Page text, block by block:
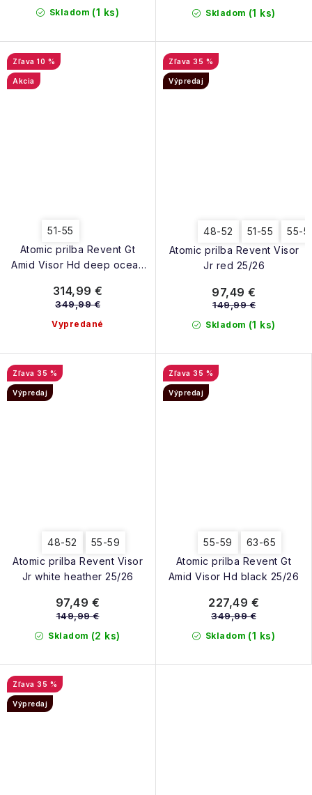
Skladom (1 ks) Skladom (1 ks)
Atomic prilba Revent Gt
Amid Visor Hd deep ocean
10 %
Akcia
51-55
Vypredané
314,99 €
349,99 €
Atomic prilba Revent Visor
Jr red 25/26
35 %
Výpredaj
48-52 51-55 55-
Skladom (1 ks)
97,49 €
149,99 €
Atomic prilba Revent Visor
Jr white heather 25/26
35 %
Výpredaj
48-52 55-59
Skladom (2 ks)
97,49 €
149,99 €
Atomic prilba Revent Gt
Amid Visor Hd black 25/26
35 %
Výpredaj
55-59 63-65
Skladom (1 ks)
227,49 €
349,99 €
35 %
Výpredaj